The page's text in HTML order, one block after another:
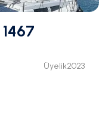
Üyelik2023